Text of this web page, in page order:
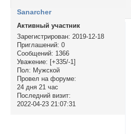
Sanarcher
Активный участник
Зарегистрирован: 2019-12-18
Приглашений: 0
Сообщений: 1366
Уважение: [+335/-1]
Пол: Мужской
Провел на форуме:
24 дня 21 час
Последний визит:
2022-04-23 21:07:31